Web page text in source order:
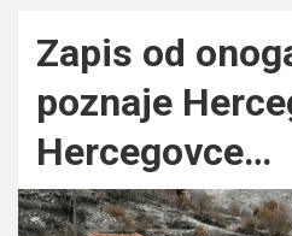
Zapis od
poznaje
Hercegovce…